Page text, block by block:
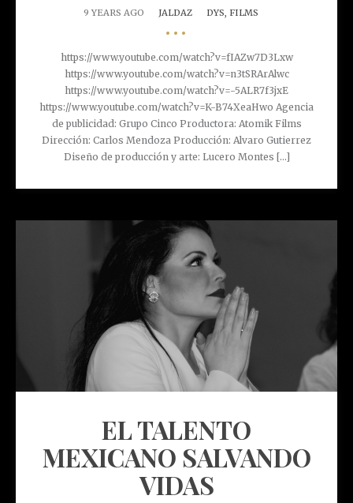
9 YEARS AGO JALDAZ DYS, FILMS
•••
https://www.youtube.com/watch?v=fIAZw7D3Lxw
https://www.youtube.com/watch?v=n3tSRArAlwc
https://www.youtube.com/watch?v=-5ALR7f3jxE
https://www.youtube.com/watch?v=K-B74XeaHwo Agencia
de publicidad: Grupo Cinco Productora: Atomik Films
Dirección: Carlos Mendoza Producción: Alvaro Gutierrez
Diseño de producción y arte: Lucero Montes [...]
EL TALENTO
MEXICANO SALVANDO
VIDAS